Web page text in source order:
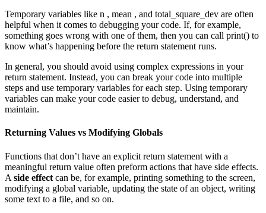
Temporary variables like n , mean , and total_square_dev are often
helpful when it comes to debugging your code. If, for example,
something goes wrong with one of them, then you can call print() to
know what’s happening before the return statement runs.
In general, you should avoid using complex expressions in your
return statement. Instead, you can break your code into multiple
steps and use temporary variables for each step. Using temporary
variables can make your code easier to debug, understand, and
maintain.
Returning Values vs Modifying Globals
Functions that don’t have an explicit return statement with a
meaningful return value often preform actions that have side effects.
A side effect can be, for example, printing something to the screen,
modifying a global variable, updating the state of an object, writing
some text to a file, and so on.